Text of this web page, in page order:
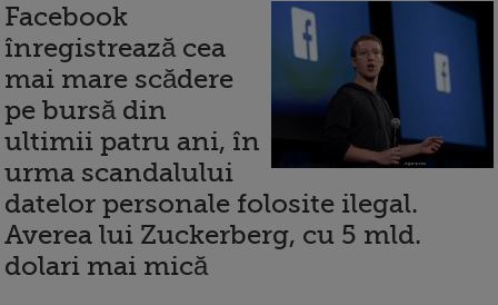
Facebook
înregistrează cea
mai mare scădere
pe bursă din
ultimii patru ani, în
urma scandalului
datelor personale folosite ilegal.
Averea lui Zuckerberg, cu 5 mld.
dolari mai mică